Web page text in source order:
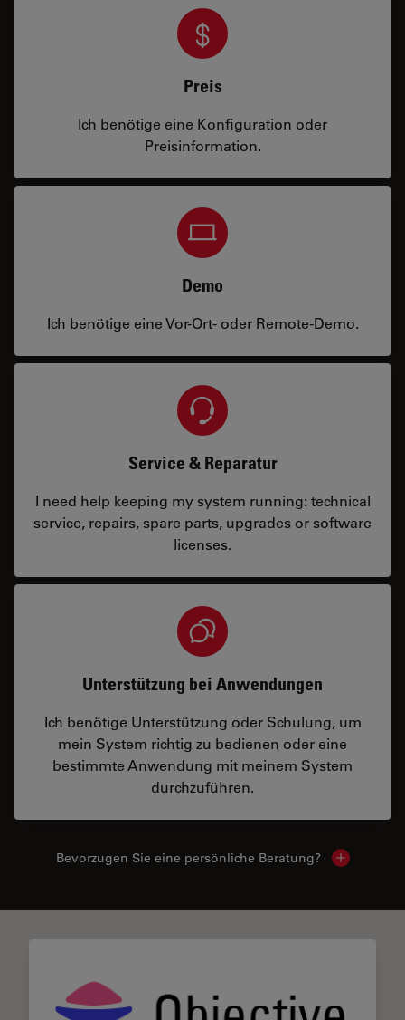
Preis
Ich benötige eine Konfiguration oder
Preisinformation.
Demo
Ich benötige eine Vor-Ort- oder Remote-Demo.
Service & Reparatur
I need help keeping my system running: technical
service, repairs, spare parts, upgrades or software
licenses.
Unterstützung bei Anwendungen
Ich benötige Unterstützung oder Schulung, um
mein System richtig zu bedienen oder eine
bestimmte Anwendung mit meinem System
durchzuführen.
Bevorzugen Sie eine persönliche Beratung? Show